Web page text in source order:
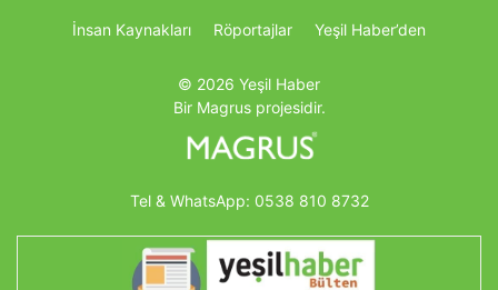
İnsan Kaynakları Röportajlar Yeşil Haber’den
© 2026 Yeşil Haber
Bir Magrus projesidir.
Tel & WhatsApp: 0538 810 8732